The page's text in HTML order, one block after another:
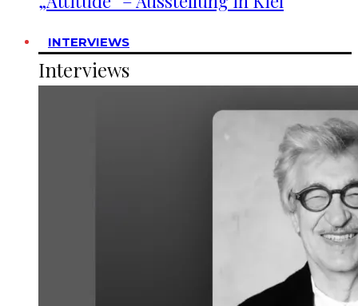
INTERVIEWS
Interviews